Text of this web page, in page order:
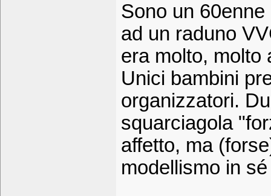
Sono un
ad un raduno
era molto, molto
Unici bambini
organizzatori.
squarciagola
affetto, ma
modellismo in